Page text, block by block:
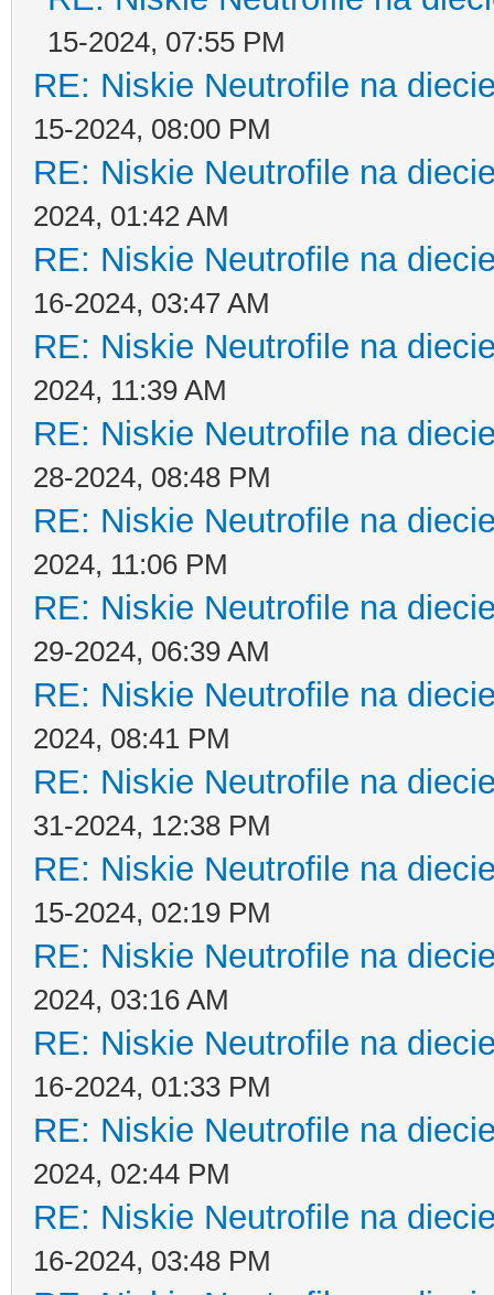
15-2024, 07:55 PM
RE: Niskie Neutrofile na
15-2024, 08:00 PM
RE: Niskie Neutrofile na
2024, 01:42 AM
RE: Niskie Neutrofile na
16-2024, 03:47 AM
RE: Niskie Neutrofile na
2024, 11:39 AM
RE: Niskie Neutrofile na
28-2024, 08:48 PM
RE: Niskie Neutrofile na
2024, 11:06 PM
RE: Niskie Neutrofile na
29-2024, 06:39 AM
RE: Niskie Neutrofile na
2024, 08:41 PM
RE: Niskie Neutrofile na
31-2024, 12:38 PM
RE: Niskie Neutrofile na
15-2024, 02:19 PM
RE: Niskie Neutrofile na
2024, 03:16 AM
RE: Niskie Neutrofile na
16-2024, 01:33 PM
RE: Niskie Neutrofile na
2024, 02:44 PM
RE: Niskie Neutrofile na
16-2024, 03:48 PM